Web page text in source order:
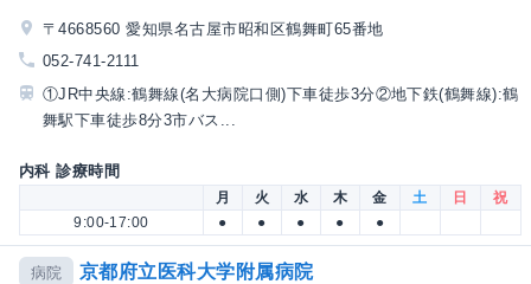
〒4668560 愛知県名古屋市昭和区鶴舞町65番地
052-741-2111
①JR中央線:鶴舞線(名大病院口側)下車徒歩3分②地下鉄(鶴舞線):鶴
舞駅下車徒歩8分3市バス...
内科 診療時間
月 火 水 木 金 土 日
祝
9:00-17:00
● ● ● ● ●
病院 京都府立医科大学附属病院